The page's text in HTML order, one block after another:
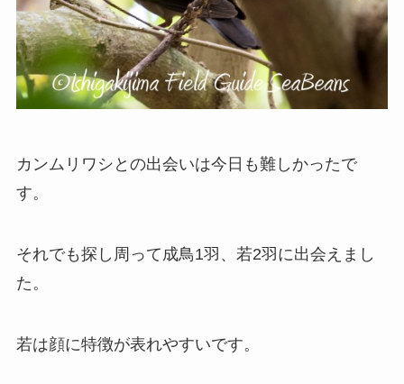
カンムリワシとの出会いは今日も難しかったで
す。
それでも探し周って成鳥1羽、若2羽に出会えまし
た。
若は顔に特徴が表れやすいです。